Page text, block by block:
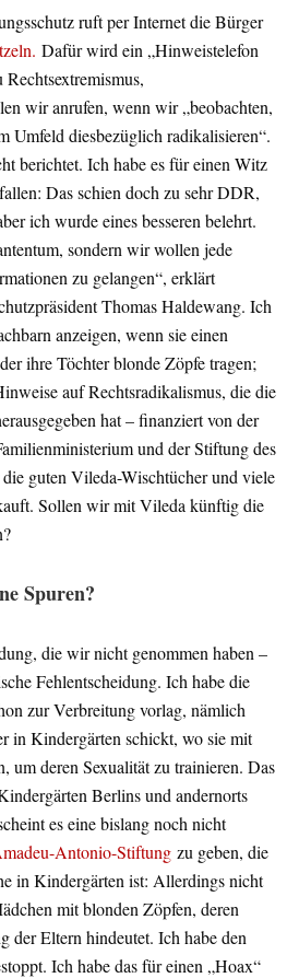
ruft per Internet die Bürger
Dafür wird ein „Hinweistelefon
wir anrufen, wenn wir „beobachten,
Umfeld diesbezüglich radikalisieren“.
berichtet. Ich habe es für einen Witz
Das schien doch zu sehr DDR,
ich wurde eines besseren belehrt.
sondern wir wollen jede
zu gelangen“, erklärt
Thomas Haldewang. Ich
anzeigen, wenn sie einen
ihre Töchter blonde Zöpfe tragen;
auf Rechtsradikalismus, die die
hat – finanziert von der
und der Stiftung des
guten Vileda-Wischtücher und viele
Sollen wir mit Vileda künftig die
Spuren?
die wir nicht genommen haben –
Fehlentscheidung. Ich habe die
zur Verbreitung vorlag, nämlich
in Kindergärten schickt, wo sie mit
um deren Sexualität zu trainieren. Das
Berlins und andernorts
es eine bislang noch nicht
Antonio-Stiftung zu geben, die
in Kindergärten ist: Allerdings nicht
mit blonden Zöpfen, deren
der Eltern hindeutet. Ich habe den
Ich habe das für einen „Hoax“